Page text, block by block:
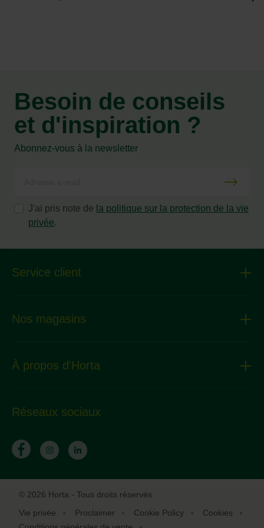
Besoin de conseils
et d'inspiration ?
Abonnez-vous à la newsletter
J'ai pris note de la politique sur la protection de la vie
privée.
Service client
Nos magasins
À propos d'Horta
Réseaux sociaux
© 2026 Horta - Tous droits réservés
Vie privée
Proclaimer Cookie Policy
Cookies